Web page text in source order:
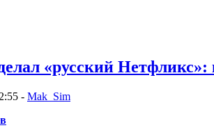
«русский
- Mak_Sim